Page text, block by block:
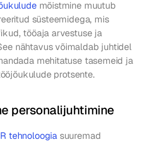
mõistmine muutub
süsteemidega, mis
tööaja arvestuse ja
nähtavus võimaldab juhtidel
mehitatuse tasemeid ja
protsente.
personalijuhtimine
tehnoloogia suuremad